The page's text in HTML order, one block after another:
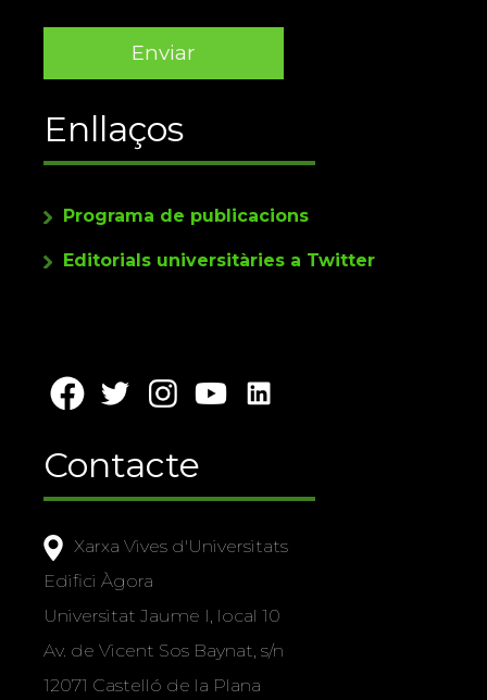
Enllaços
Programa de publicacions
Editorials universitàries a Twitter
Contacte
Xarxa Vives d'Universitats
Edifici Àgora
Universitat Jaume I, local 10
Av. de Vicent Sos Baynat, s/n
12071 Castelló de la Plana